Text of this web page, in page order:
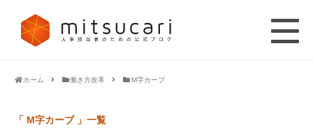
ホーム 働き方改革 M字カーブ
「 M字カーブ 」一覧